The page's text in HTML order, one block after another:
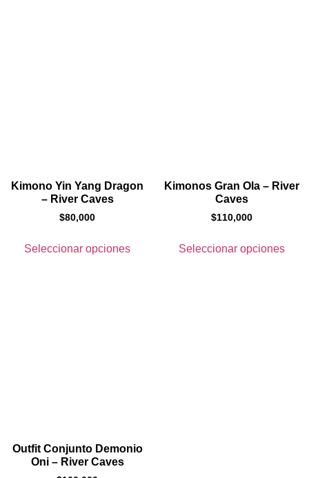
Kimono Yin Yang Dragon
– River Caves
$80,000
Seleccionar opciones
Kimonos Gran Ola – River
Caves
$110,000
Seleccionar opciones
Outfit Conjunto Demonio
Oni – River Caves